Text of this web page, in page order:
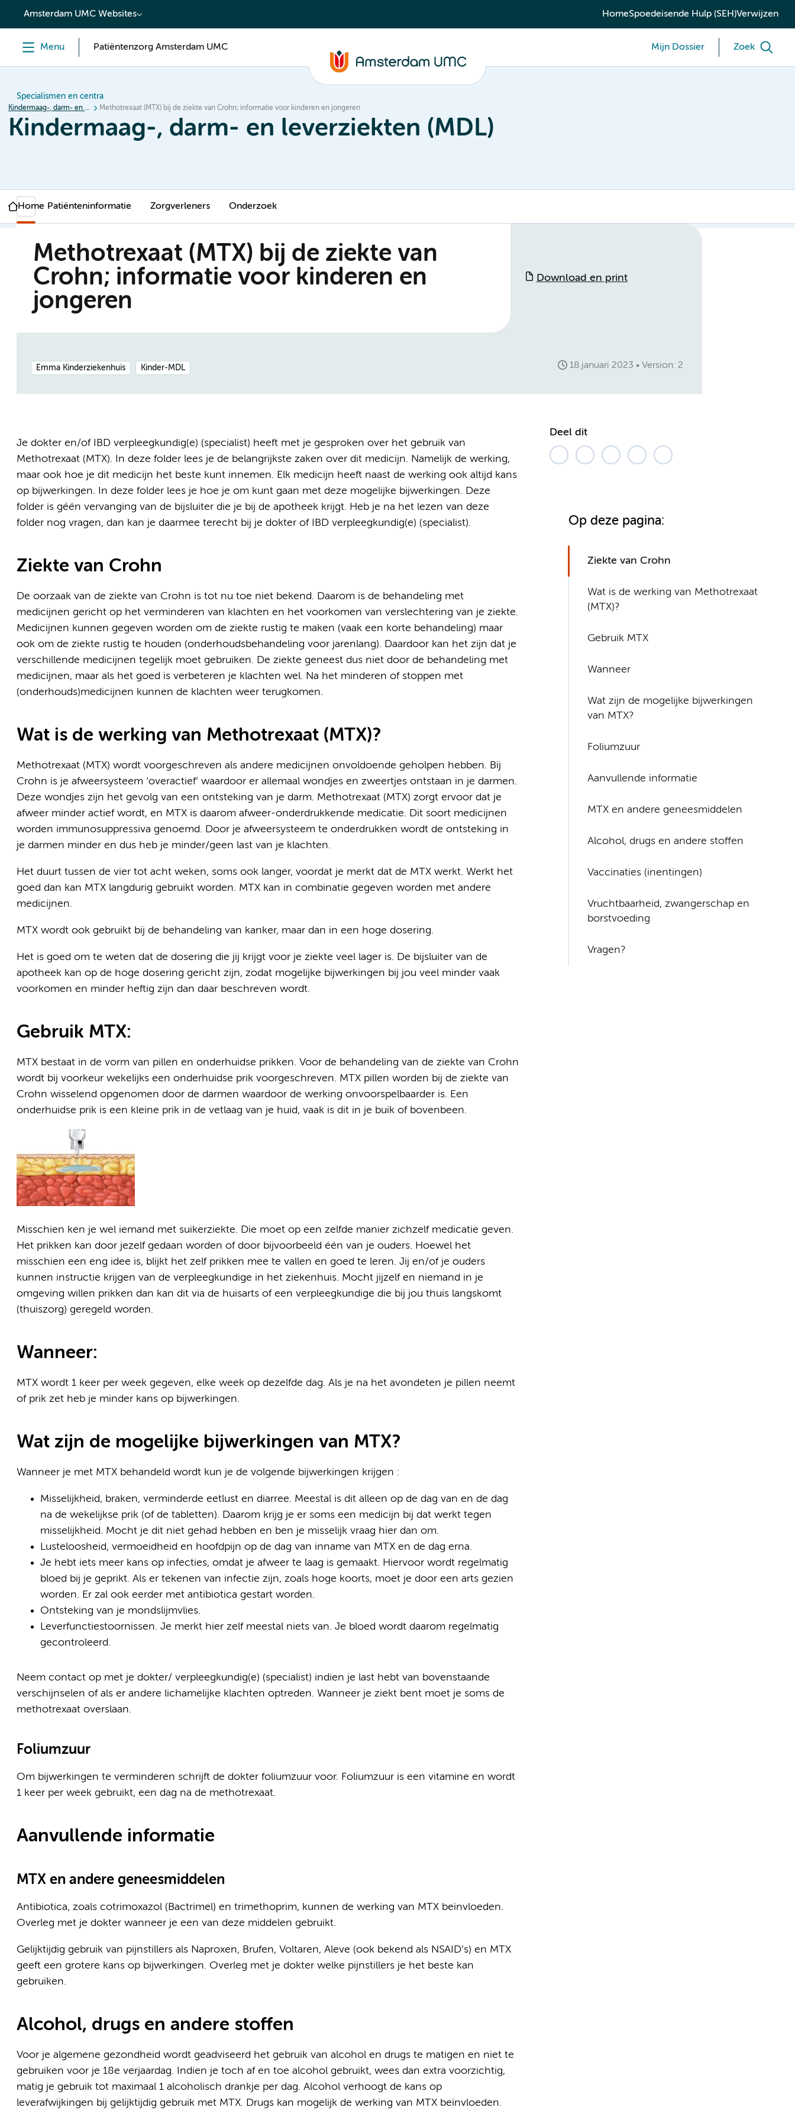
content
Amsterdam UMC Websites HomeSpoedeisende Hulp (SEH)Verwijzen
Menu Patiëntenzorg Amsterdam UMC Mijn Dossier Zoek
Specialismen en centra
Kindermaag-, darm- en leverziekten (MDL) Methotrexaat (MTX) bij de ziekte van Crohn; informatie voor kinderen en jongeren
Kindermaag-, darm- en leverziekten (MDL)
Home Patiënteninformatie Zorgverleners Onderzoek
Methotrexaat (MTX) bij de ziekte van
Crohn; informatie voor kinderen en
jongeren
Download en print
Emma Kinderziekenhuis Kinder-MDL 18 januari 2023 Version: 2
Je dokter en/of IBD verpleegkundig(e) (specialist) heeft met je gesproken over het gebruik van
Methotrexaat (MTX). In deze folder lees je de belangrijkste zaken over dit medicijn. Namelijk de werking,
maar ook hoe je dit medicijn het beste kunt innemen. Elk medicijn heeft naast de werking ook altijd kans
op bijwerkingen. In deze folder lees je hoe je om kunt gaan met deze mogelijke bijwerkingen. Deze
folder is géén vervanging van de bijsluiter die je bij de apotheek krijgt. Heb je na het lezen van deze
folder nog vragen, dan kan je daarmee terecht bij je dokter of IBD verpleegkundig(e) (specialist).
Ziekte van Crohn
De oorzaak van de ziekte van Crohn is tot nu toe niet bekend. Daarom is de behandeling met
medicijnen gericht op het verminderen van klachten en het voorkomen van verslechtering van je ziekte.
Medicijnen kunnen gegeven worden om de ziekte rustig te maken (vaak een korte behandeling) maar
ook om de ziekte rustig te houden (onderhoudsbehandeling voor jarenlang). Daardoor kan het zijn dat je
verschillende medicijnen tegelijk moet gebruiken. De ziekte geneest dus niet door de behandeling met
medicijnen, maar als het goed is verbeteren je klachten wel. Na het minderen of stoppen met
(onderhouds)medicijnen kunnen de klachten weer terugkomen.
Wat is de werking van Methotrexaat (MTX)?
Methotrexaat (MTX) wordt voorgeschreven als andere medicijnen onvoldoende geholpen hebben. Bij
Crohn is je afweersysteem ‘overactief’ waardoor er allemaal wondjes en zweertjes ontstaan in je darmen.
Deze wondjes zijn het gevolg van een ontsteking van je darm. Methotrexaat (MTX) zorgt ervoor dat je
afweer minder actief wordt, en MTX is daarom afweer-onderdrukkende medicatie. Dit soort medicijnen
worden immunosuppressiva genoemd. Door je afweersysteem te onderdrukken wordt de ontsteking in
je darmen minder en dus heb je minder/geen last van je klachten.
Het duurt tussen de vier tot acht weken, soms ook langer, voordat je merkt dat de MTX werkt. Werkt het
goed dan kan MTX langdurig gebruikt worden. MTX kan in combinatie gegeven worden met andere
medicijnen.
MTX wordt ook gebruikt bij de behandeling van kanker, maar dan in een hoge dosering.
Het is goed om te weten dat de dosering die jij krijgt voor je ziekte veel lager is. De bijsluiter van de
apotheek kan op de hoge dosering gericht zijn, zodat mogelijke bijwerkingen bij jou veel minder vaak
voorkomen en minder heftig zijn dan daar beschreven wordt.
Gebruik MTX:
MTX bestaat in de vorm van pillen en onderhuidse prikken. Voor de behandeling van de ziekte van Crohn
wordt bij voorkeur wekelijks een onderhuidse prik voorgeschreven. MTX pillen worden bij de ziekte van
Crohn wisselend opgenomen door de darmen waardoor de werking onvoorspelbaarder is. Een
onderhuidse prik is een kleine prik in de vetlaag van je huid, vaak is dit in je buik of bovenbeen.
Misschien ken je wel iemand met suikerziekte. Die moet op een zelfde manier zichzelf medicatie geven.
Het prikken kan door jezelf gedaan worden of door bijvoorbeeld één van je ouders. Hoewel het
misschien een eng idee is, blijkt het zelf prikken mee te vallen en goed te leren. Jij en/of je ouders
kunnen instructie krijgen van de verpleegkundige in het ziekenhuis. Mocht jijzelf en niemand in je
omgeving willen prikken dan kan dit via de huisarts of een verpleegkundige die bij jou thuis langskomt
(thuiszorg) geregeld worden.
Wanneer:
MTX wordt 1 keer per week gegeven, elke week op dezelfde dag. Als je na het avondeten je pillen neemt
of prik zet heb je minder kans op bijwerkingen.
Wat zijn de mogelijke bijwerkingen van MTX?
Wanneer je met MTX behandeld wordt kun je de volgende bijwerkingen krijgen :
Misselijkheid, braken, verminderde eetlust en diarree. Meestal is dit alleen op de dag van en de dag
na de wekelijkse prik (of de tabletten). Daarom krijg je er soms een medicijn bij dat werkt tegen
misselijkheid. Mocht je dit niet gehad hebben en ben je misselijk vraag hier dan om.
Lusteloosheid, vermoeidheid en hoofdpijn op de dag van inname van MTX en de dag erna.
Je hebt iets meer kans op infecties, omdat je afweer te laag is gemaakt. Hiervoor wordt regelmatig
bloed bij je geprikt. Als er tekenen van infectie zijn, zoals hoge koorts, moet je door een arts gezien
worden. Er zal ook eerder met antibiotica gestart worden.
Ontsteking van je mondslijmvlies.
Leverfunctiestoornissen. Je merkt hier zelf meestal niets van. Je bloed wordt daarom regelmatig
gecontroleerd.
Neem contact op met je dokter/ verpleegkundig(e) (specialist) indien je last hebt van bovenstaande
verschijnselen of als er andere lichamelijke klachten optreden. Wanneer je ziekt bent moet je soms de
methotrexaat overslaan.
Foliumzuur
Om bijwerkingen te verminderen schrijft de dokter foliumzuur voor. Foliumzuur is een vitamine en wordt
1 keer per week gebruikt, een dag na de methotrexaat.
Aanvullende informatie
MTX en andere geneesmiddelen
Antibiotica, zoals cotrimoxazol (Bactrimel) en trimethoprim, kunnen de werking van MTX beïnvloeden.
Overleg met je dokter wanneer je een van deze middelen gebruikt.
Gelijktijdig gebruik van pijnstillers als Naproxen, Brufen, Voltaren, Aleve (ook bekend als NSAID’s) en MTX
geeft een grotere kans op bijwerkingen. Overleg met je dokter welke pijnstillers je het beste kan
gebruiken.
Alcohol, drugs en andere stoffen
Voor je algemene gezondheid wordt geadviseerd het gebruik van alcohol en drugs te matigen en niet te
gebruiken voor je 18e verjaardag. Indien je toch af en toe alcohol gebruikt, wees dan extra voorzichtig,
matig je gebruik tot maximaal 1 alcoholisch drankje per dag. Alcohol verhoogt de kans op
leverafwijkingen bij gelijktijdig gebruik met MTX. Drugs kan mogelijk de werking van MTX beïnvloeden.
Deel dit
Op deze pagina:
Ziekte van Crohn
Wat is de werking van Methotrexaat
(MTX)?
Gebruik MTX
Wanneer
Wat zijn de mogelijke bijwerkingen
van MTX?
Foliumzuur
Aanvullende informatie
MTX en andere geneesmiddelen
Alcohol, drugs en andere stoffen
Vaccinaties (inentingen)
Vruchtbaarheid, zwangerschap en
borstvoeding
Vragen?